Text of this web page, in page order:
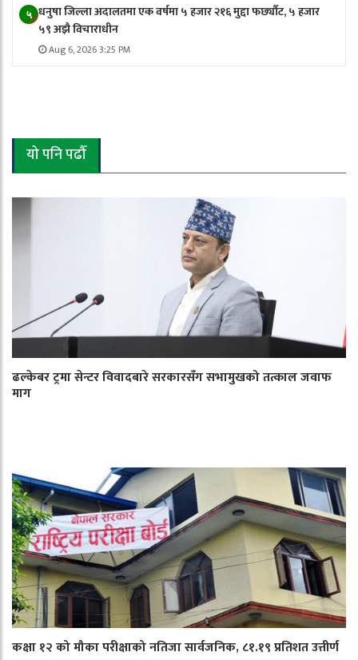
५ धनुषा जिल्ला अदालतमा एक वर्षमा ५ हजार २१६ मुद्दा फर्छ्यौट, ५ हजार
५९ अझै विचाराधीन
Aug 6, 2026 3:25 PM
यो पनि पढौँ
ढल्केबर ट्रमा सेन्टर विवादबारे सरकारसँग सभामुखको तत्काल जवाफ
माग
कक्षा १२ को मौका परीक्षाको नतिजा सार्वजनिक, ८१.१९ प्रतिशत उत्तीर्ण